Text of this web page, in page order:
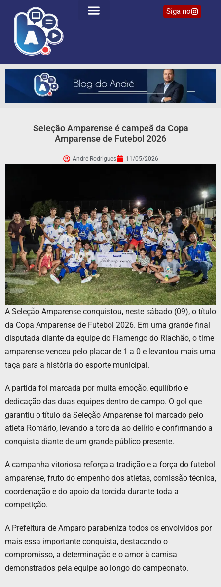
Siga no
Seleção Amparense é campeã da Copa
Amparense de Futebol 2026
André Rodrigues 11/05/2026
A Seleção Amparense conquistou, neste sábado (09), o título
da Copa Amparense de Futebol 2026. Em uma grande final
disputada diante da equipe do Flamengo do Riachão, o time
amparense venceu pelo placar de 1 a 0 e levantou mais uma
taça para a história do esporte municipal.
A partida foi marcada por muita emoção, equilíbrio e
dedicação das duas equipes dentro de campo. O gol que
garantiu o título da Seleção Amparense foi marcado pelo
atleta Romário, levando a torcida ao delírio e confirmando a
conquista diante de um grande público presente.
A campanha vitoriosa reforça a tradição e a força do futebol
amparense, fruto do empenho dos atletas, comissão técnica,
coordenação e do apoio da torcida durante toda a
competição.
A Prefeitura de Amparo parabeniza todos os envolvidos por
mais essa importante conquista, destacando o
compromisso, a determinação e o amor à camisa
demonstrados pela equipe ao longo do campeonato.